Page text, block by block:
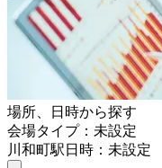
場所、日時から探す
会場タイプ：未設定
川和町駅日時：未設定